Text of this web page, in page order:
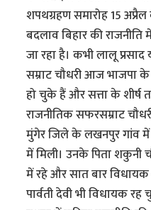
शपथग्रहण समारोह 15
बदलाव बिहार की
जा रहा है। कभी लालू
सम्राट चौधरी आज भाजपा
हो चुके हैं और सत्ता के शीर्ष
राजनीतिक सफरसम्राट
मुंगेर जिले के लखनपुर गांव में
में मिली। उनके पिता शकुनी
में रहे और सात बार
पार्वती देवी भी विधायक